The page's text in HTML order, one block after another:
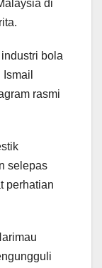
di
bola
rasmi
selepas
perhatian